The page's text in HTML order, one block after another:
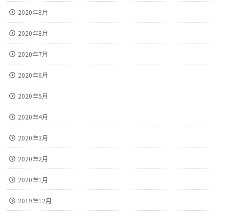
2020年9月
2020年8月
2020年7月
2020年6月
2020年5月
2020年4月
2020年3月
2020年2月
2020年1月
2019年12月